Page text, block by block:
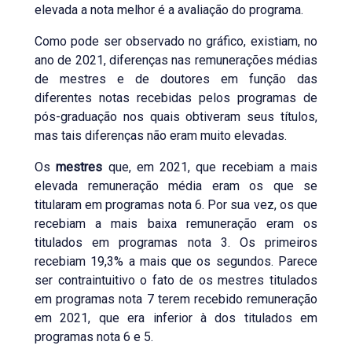
elevada a nota melhor é a avaliação do programa.
Como pode ser observado no gráfico, existiam, no
ano de 2021, diferenças nas remunerações médias
de mestres e de doutores em função das
diferentes notas recebidas pelos programas de
pós-graduação nos quais obtiveram seus títulos,
mas tais diferenças não eram muito elevadas.
Osmestres que, em 2021, que recebiam a mais
elevada remuneração média eram os que se
titularam em programas nota 6. Por sua vez, os que
recebiam a mais baixa remuneração eram os
titulados em programas nota 3. Os primeiros
recebiam 19,3% a mais que os segundos. Parece
ser contraintuitivo o fato de os mestres titulados
em programas nota 7 terem recebido remuneração
em 2021, que era inferior à dos titulados em
programas nota 6 e 5.